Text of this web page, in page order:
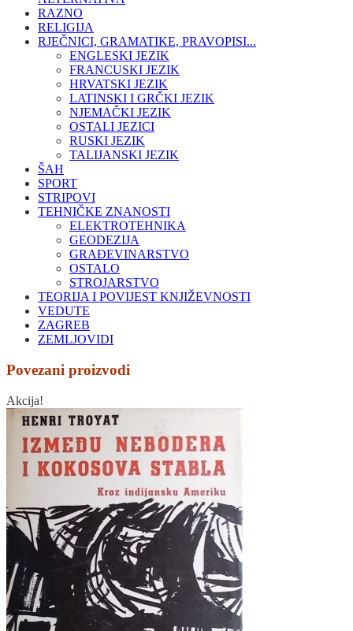
RAZNO
RELIGIJA
RJEČNICI, GRAMATIKE, PRAVOPISI...
ENGLESKI JEZIK
FRANCUSKI JEZIK
HRVATSKI JEZIK
LATINSKI I GRČKI JEZIK
NJEMAČKI JEZIK
OSTALI JEZICI
RUSKI JEZIK
TALIJANSKI JEZIK
ŠAH
SPORT
STRIPOVI
TEHNIČKE ZNANOSTI
ELEKTROTEHNIKA
GEODEZIJA
GRAĐEVINARSTVO
OSTALO
STROJARSTVO
TEORIJA I POVIJEST KNJIŽEVNOSTI
VEDUTE
ZAGREB
ZEMLJOVIDI
Povezani proizvodi
Akcija!